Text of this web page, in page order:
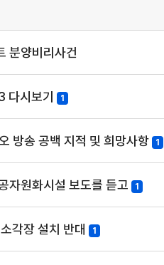
분양비리사건
다시보기 1
방송 공백 지적 및 희망사항 1
자원화시설 보도를 듣고 1
각장 설치 반대 1